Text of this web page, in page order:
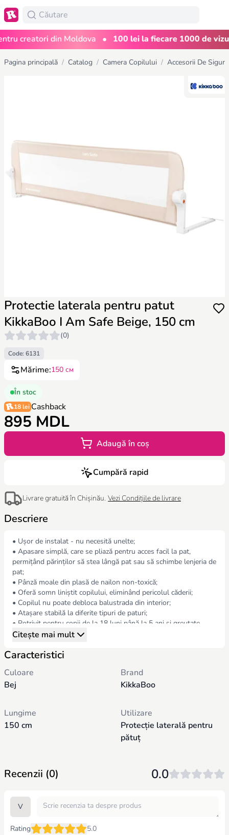
creatori din Moldova • 100 lei la fiecare 1000 de
Pagina principală / Catalog / Camera Copilului / Accesorii De
Protectie laterala pentru patut
KikkaBoo I Am Safe Beige, 150 cm
(0)
Code: 6131
Mărime:150 см
În stoc
18 lei Cashback
895 MDL
Adaugă în coș
Cumpără rapid
Livrare gratuită în Chișinău. Vezi Condițiile de livrare
Descriere
• Ușor de instalat - nu necesită unelte;
• Apasare simplă, care se pliază pentru acces facil la pat,
permițând părinților să stea lângă pat sau să schimbe lenjeria de
pat;
• Pânză moale din plasă de nailon non-toxică;
• Oferă somn liniștit copilului, eliminând pericolul căderii;
• Copilul nu poate debloca balustrada din interior;
• Atașare stabilă la diferite tipuri de paturi;
• Potrivit pentru copii de la 18 luni până la 5 ani și greutate
până la 22,5 kg;
• Produsul nu trebuie utilizat la o înălțime mai mare de 60 cm
• Material produs: metal + ABS + stofa.
Dimensiuni:
Citește mai mult
Caracteristici
Culoare
Bej
Brand
KikkaBoo
Lungime
150 cm
Utilizare
Protecție laterală pentru
pătuț
Recenzii (0) 0.0
V
Rating 5.0